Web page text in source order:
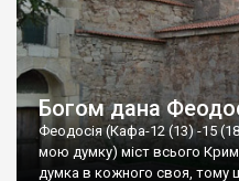
Богом дана
Феодосія (Кафа-12 (13) -15
мою думку) міст всього
думка в кожного своя, тому